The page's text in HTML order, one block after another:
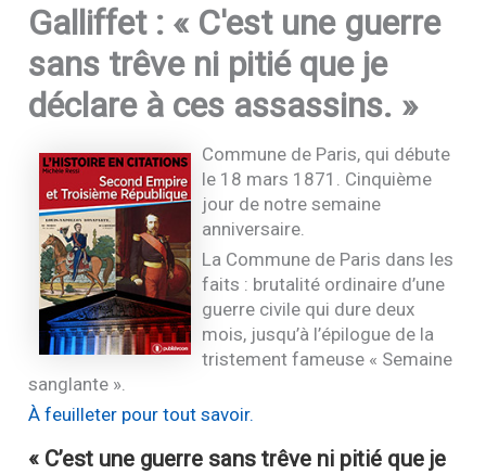
Galliffet : « C'est une guerre
sans trêve ni pitié que je
déclare à ces assassins. »
Commune de Paris, qui débute
le 18 mars 1871. Cinquième
jour de notre semaine
anniversaire.
La Commune de Paris dans les
faits : brutalité ordinaire d’une
guerre civile qui dure deux
mois, jusqu’à l’épilogue de la
tristement fameuse « Semaine
sanglante ».
À feuilleter pour tout savoir.
« C’est une guerre sans trêve ni pitié que je